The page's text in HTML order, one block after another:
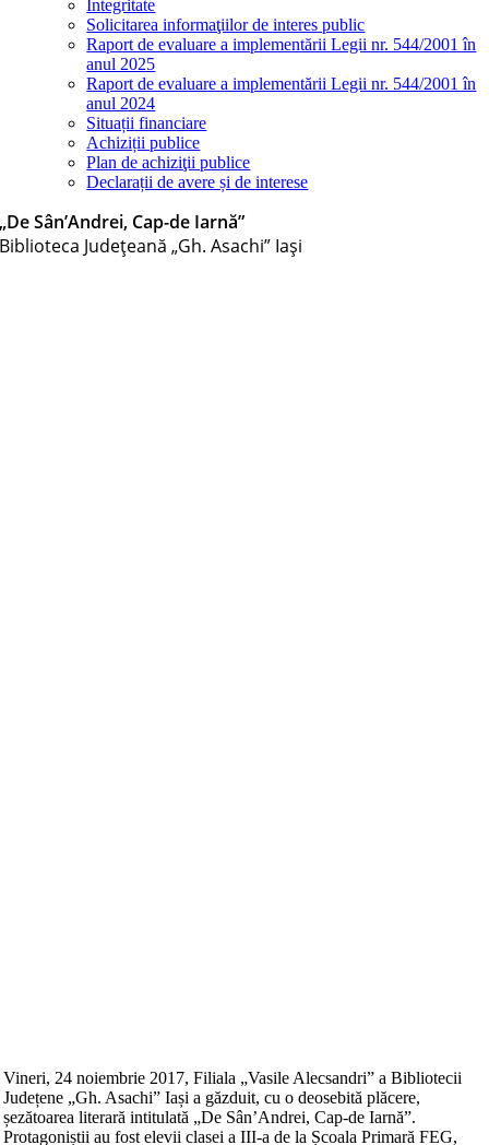
Integritate
Solicitarea informaţiilor de interes public
Raport de evaluare a implementării Legii nr. 544/2001 în
anul 2025
Raport de evaluare a implementării Legii nr. 544/2001 în
anul 2024
Situații financiare
Achiziții publice
Plan de achiziţii publice
Declarații de avere și de interese
„De Sân’Andrei, Cap-de Iarnă”
Biblioteca Judeţeană „Gh. Asachi” Iaşi
Vineri, 24 noiembrie 2017, Filiala „Vasile Alecsandri” a Bibliotecii
Județene „Gh. Asachi” Iași a găzduit, cu o deosebită plăcere,
șezătoarea literară intitulată „De Sân’Andrei, Cap-de Iarnă”.
Protagoniștii au fost elevii clasei a III-a de la Școala Primară FEG,